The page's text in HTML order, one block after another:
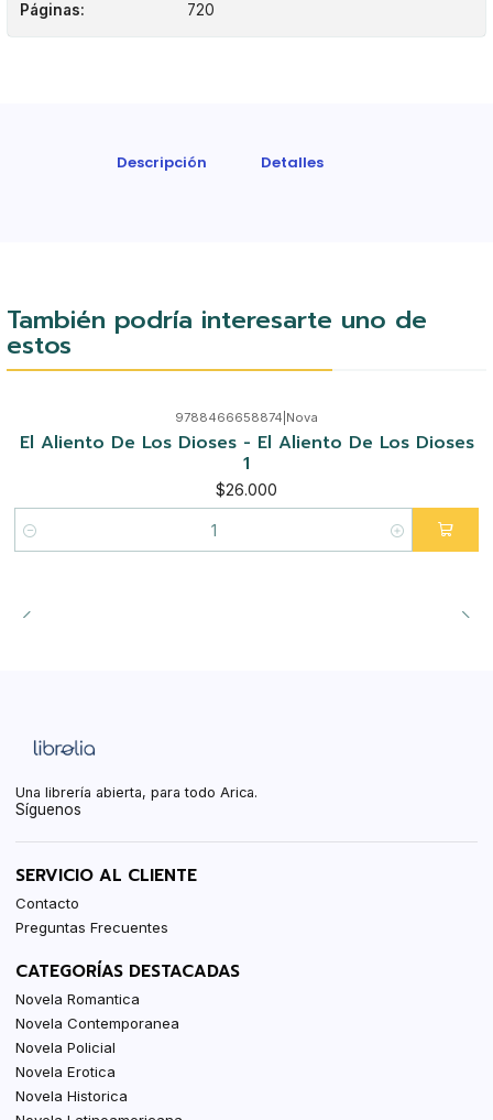
Páginas: 720
Descripción Detalles
También podría interesarte uno de
estos
9788466658874 Nova
El Aliento De Los Dioses - El Aliento De Los Dioses
1
$26.000
Cantidad
Una librería abierta, para todo Arica.
Síguenos
SERVICIO AL CLIENTE
Contacto
Preguntas Frecuentes
CATEGORÍAS DESTACADAS
Novela Romantica
Novela Contemporanea
Novela Policial
Novela Erotica
Novela Historica